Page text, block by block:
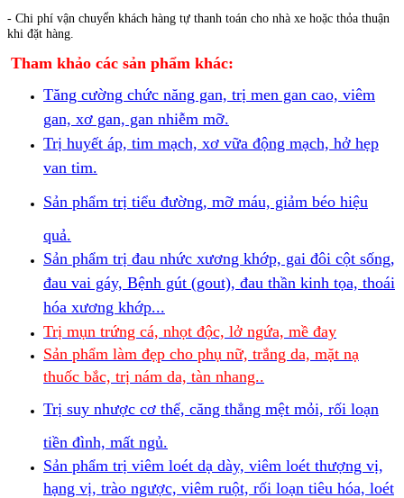
- Chi phí vận chuyển khách hàng tự thanh toán cho nhà xe hoặc thỏa thuận
khi đặt hàng.
Tham khảo các sản phẩm khác:
Tăng cường chức năng gan, trị men gan cao, viêm
gan, xơ gan, gan nhiễm mỡ.
Trị huyết áp, tim mạch, xơ vữa động mạch, hở hẹp
van tim.
Sản phẩm trị tiểu đường, mỡ máu, giảm béo hiệu
quả.
Sản phẩm trị đau nhức xương khớp, gai đôi cột sống,
đau vai gáy, Bệnh gút (gout), đau thần kinh tọa, thoái
hóa xương khớp...
Trị mụn trứng cá, nhọt độc, lở ngứa, mề đay
Sản phẩm làm đẹp cho phụ nữ, trắng da, mặt nạ
thuốc bắc, trị nám da, tàn nhang..
Trị suy nhược cơ thể, căng thẳng mệt mỏi, rối loạn
tiền đình, mất ngủ.
Sản phẩm trị viêm loét dạ dày, viêm loét thượng vị,
hạng vị, trào ngược, viêm ruột, rối loạn tiêu hóa, loét